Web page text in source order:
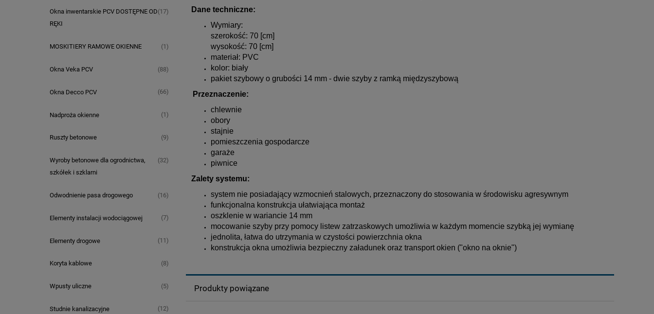
Okna inwentarskie PCV DOSTĘPNE OD
RĘKI
(17)
MOSKITIERY RAMOWE OKIENNE (1)
Okna Veka PCV (88)
Okna Decco PCV (66)
Nadproża okienne (1)
Ruszty betonowe (9)
Wyroby betonowe dla ogrodnictwa,
szkółek i szklarni
(32)
Odwodnienie pasa drogowego (16)
Elementy instalacji wodociągowej (7)
Elementy drogowe (11)
Koryta kablowe (8)
Wpusty uliczne (5)
Studnie kanalizacyjne (12)
Dane techniczne:
Wymiary:
szerokość: 70 [cm]
wysokość: 70 [cm]
materiał: PVC
kolor: biały
pakiet szybowy o grubości 14 mm - dwie szyby z ramką międzyszybową
Przeznaczenie:
chlewnie
obory
stajnie
pomieszczenia gospodarcze
garaże
piwnice
Zalety systemu:
system nie posiadający wzmocnień stalowych, przeznaczony do stosowania w środowisku agresywnym
funkcjonalna konstrukcja ułatwiająca montaż
oszklenie w wariancie 14 mm
mocowanie szyby przy pomocy listew zatrzaskowych umożliwia w każdym momencie szybką jej wymianę
jednolita, łatwa do utrzymania w czystości powierzchnia okna
konstrukcja okna umożliwia bezpieczny załadunek oraz transport okien ("okno na oknie")
Produkty powiązane